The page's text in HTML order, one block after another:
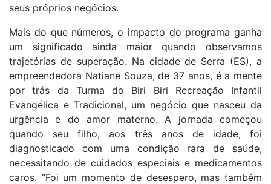
seus próprios negócios.
Mais do que números, o impacto do programa ganha
um significado ainda maior quando observamos
trajetórias de superação. Na cidade de Serra (ES), a
empreendedora Natiane Souza, de 37 anos, é a mente
por trás da Turma do Biri Biri Recreação Infantil
Evangélica e Tradicional, um negócio que nasceu da
urgência e do amor materno. A jornada começou
quando seu filho, aos três anos de idade, foi
diagnosticado com uma condição rara de saúde,
necessitando de cuidados especiais e medicamentos
caros. “Foi um momento de desespero, mas também